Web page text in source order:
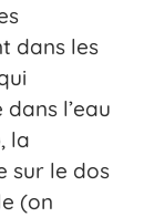
dans les
l’eau
la
sur le dos
(on